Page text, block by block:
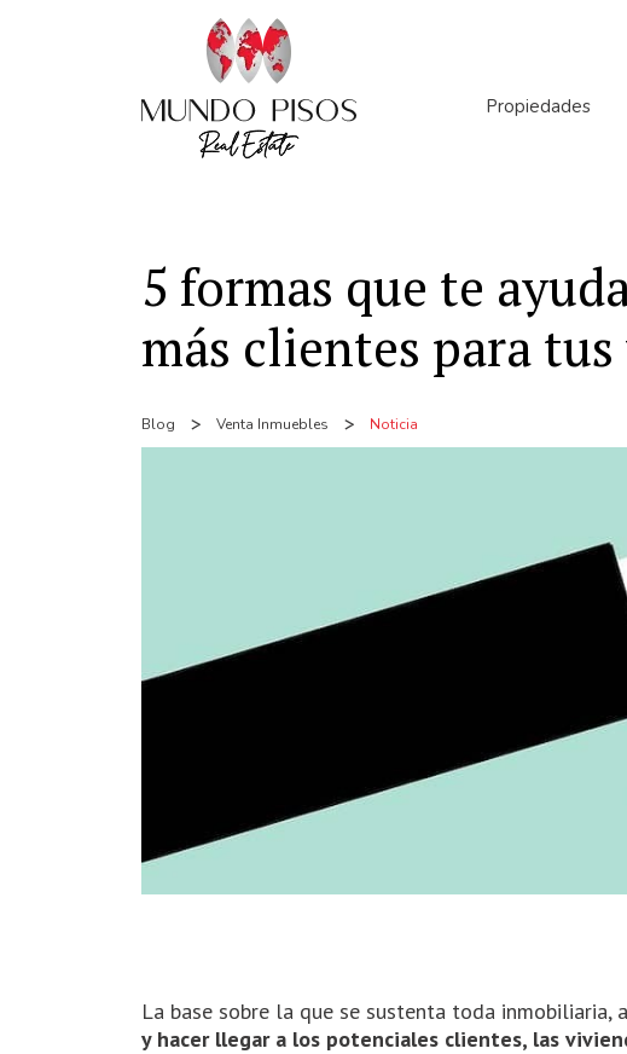
Propiedades
5 formas que te
más clientes para
Blog Venta Inmuebles Noticia
La base sobre la que se sustenta toda
y hacer llegar a los potenciales clientes, las